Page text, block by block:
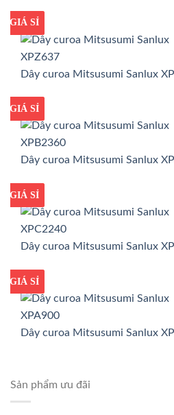
GIÁ TỐT
GIÁ SỈ
Dây curoa Mitsusumi Sanlux
GIÁ TỐT
GIÁ SỈ
Dây curoa Mitsusumi Sanlux
GIÁ TỐT
GIÁ SỈ
Dây curoa Mitsusumi Sanlux
GIÁ TỐT
GIÁ SỈ
Dây curoa Mitsusumi Sanlux
Sản phẩm ưu đãi